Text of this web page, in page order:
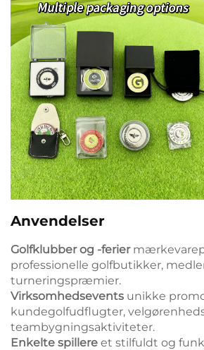
Anvendelser
Golfklubber og -ferier
professionelle golfbutikker,
turneringspræmier.
Virksomhedsevents unikke
kundegolfudflugter,
teambygningsaktiviteter.
Enkelte spillere et stilfuldt og